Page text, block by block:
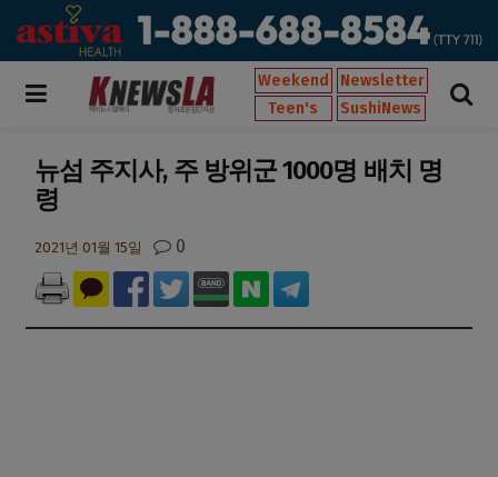
Weekend
Newsletter
Teen's
SushiNews
뉴섬 주지사, 주 방위군 1000명 배치 명
령
2021년 01월 15일 0